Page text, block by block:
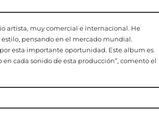
artista, muy comercial e internacional. He
pensando en el mercado mundial.
esta importante oportunidad. Este album es
cada sonido de esta producción”, comento el